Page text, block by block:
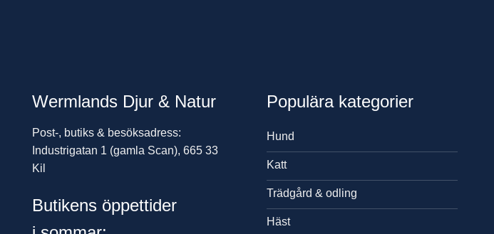
Wermlands Djur & Natur
Post-, butiks & besöksadress:
Industrigatan 1 (gamla Scan), 665 33
Kil
Butikens öppettider
Populära kategorier
Hund
Katt
Trädgård & odling
Häst